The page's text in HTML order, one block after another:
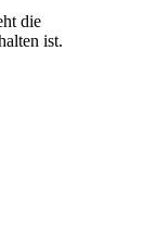
die
ist.